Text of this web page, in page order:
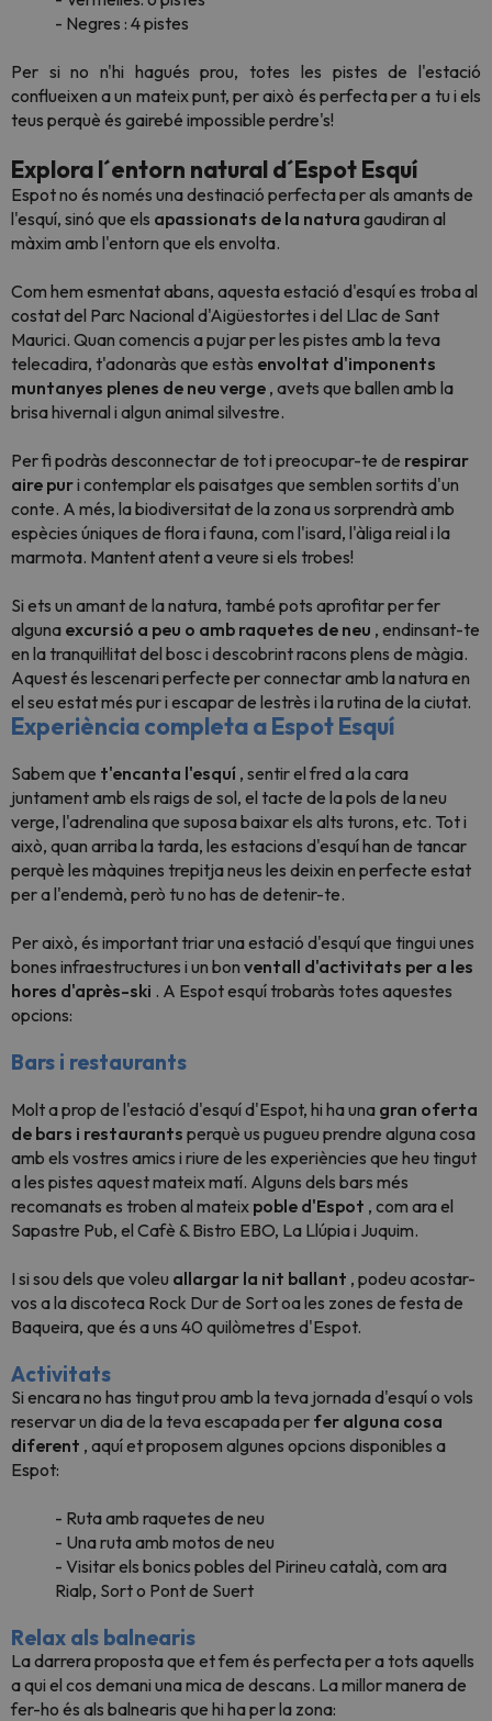
- Negres : 4 pistes
Per si no n'hi hagués prou, totes les pistes de l'estació
conflueixen a un mateix punt, per això és perfecta per a tu i els
teus perquè és gairebé impossible perdre's!
Explora l´entorn natural d´Espot Esquí
Espot no és només una destinació perfecta per als amants de
l'esquí, sinó que els apassionats de la natura gaudiran al
màxim amb l'entorn que els envolta.
Com hem esmentat abans, aquesta estació d'esquí es troba al
costat del Parc Nacional d'Aigüestortes i del Llac de Sant
Maurici. Quan comencis a pujar per les pistes amb la teva
telecadira, t'adonaràs que estàs envoltat d'imponents
muntanyes plenes de neu verge , avets que ballen amb la
brisa hivernal i algun animal silvestre.
Per fi podràs desconnectar de tot i preocupar-te de respirar
aire puri contemplar els paisatges que semblen sortits d'un
conte. A més, la biodiversitat de la zona us sorprendrà amb
espècies úniques de flora i fauna, com l'isard, l'àliga reial i la
marmota. Mantent atent a veure si els trobes!
Si ets un amant de la natura, també pots aprofitar per fer
alguna excursió a peu o amb raquetes de neu , endinsant-te
en la tranquil·litat del bosc i descobrint racons plens de màgia.
Aquest és lescenari perfecte per connectar amb la natura en
el seu estat més pur i escapar de lestrès i la rutina de la ciutat.
Experiència completa a Espot Esquí
Sabem que t'encanta l'esquí , sentir el fred a la cara
juntament amb els raigs de sol, el tacte de la pols de la neu
verge, l'adrenalina que suposa baixar els alts turons, etc. Tot i
això, quan arriba la tarda, les estacions d'esquí han de tancar
perquè les màquines trepitja neus les deixin en perfecte estat
per a l'endemà, però tu no has de detenir-te.
Per això, és important triar una estació d'esquí que tingui unes
bones infraestructures i un bon ventall d'activitats per a les
hores d'après-ski . A Espot esquí trobaràs totes aquestes
opcions:
Bars i restaurants
Molt a prop de l'estació d'esquí d'Espot, hi ha una gran oferta
de bars i restaurants perquè us pugueu prendre alguna cosa
amb els vostres amics i riure de les experiències que heu tingut
a les pistes aquest mateix matí. Alguns dels bars més
recomanats es troben al mateix poble d'Espot , com ara el
Sapastre Pub, el Cafè & Bistro EBO, La Llúpia i Juquim.
I si sou dels que voleu allargar la nit ballant , podeu acostar-
vos a la discoteca Rock Dur de Sort oa les zones de festa de
Baqueira, que és a uns 40 quilòmetres d'Espot.
Activitats
Si encara no has tingut prou amb la teva jornada d'esquí o vols
reservar un dia de la teva escapada per fer alguna cosa
diferent , aquí et proposem algunes opcions disponibles a
Espot:
- Ruta amb raquetes de neu
- Una ruta amb motos de neu
- Visitar els bonics pobles del Pirineu català, com ara
Rialp, Sort o Pont de Suert
Relax als balnearis
La darrera proposta que et fem és perfecta per a tots aquells
a qui el cos demani una mica de descans. La millor manera de
fer-ho és als balnearis que hi ha per la zona: